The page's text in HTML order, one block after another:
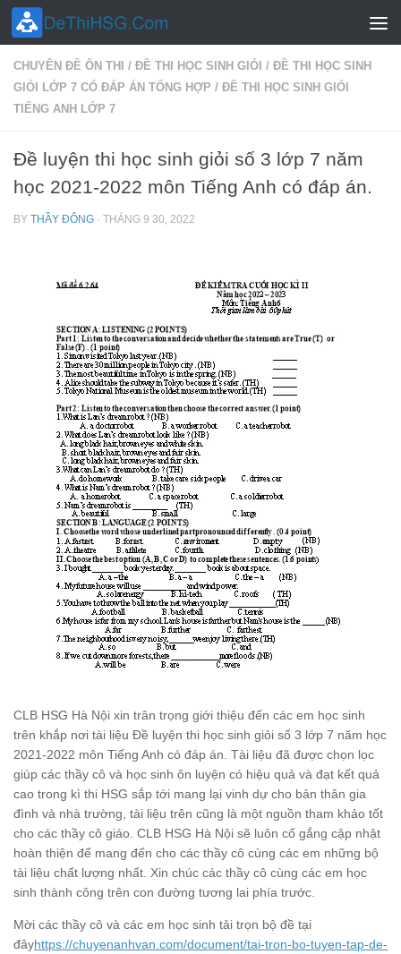
Skip to content
CHUYÊN ĐỀ ÔN THI / ĐỀ THI HỌC SINH GIỎI / ĐỀ THI HỌC SINH
GIỎI LỚP 7 CÓ ĐÁP ÁN TỔNG HỢP / ĐỀ THI HỌC SINH GIỎI
TIẾNG ANH LỚP 7
Đề luyện thi học sinh giỏi số 3 lớp 7 năm
học 2021-2022 môn Tiếng Anh có đáp án.
BY THẦY ĐÔNG · THÁNG 9 30, 2022
CLB HSG Hà Nội xin trân trọng giới thiệu đến các em học sinh
trên khắp nơi tài liệu Đề luyện thi học sinh giỏi số 3 lớp 7 năm học
2021-2022 môn Tiếng Anh có đáp án. Tài liệu đã được chọn lọc
giúp các thầy cô và học sinh ôn luyện có hiệu quả và đạt kết quả
cao trong kì thi HSG sắp tới mang lại vinh dự cho bản thân gia
đình và nhà trường, tài liệu trên cũng là một nguồn tham khảo tốt
cho các thầy cô giáo. CLB HSG Hà Nội sẽ luôn cố gắng cập nhật
hoàn thiện để mang đến cho các thầy cô cùng các em những bộ
tài liệu chất lượng nhất. Xin chúc các thầy cô cùng các em học
sinh thành công trên con đường tương lai phía trước.
Mời các thầy cô và các em học sinh tải trọn bộ đề tại
đâyhttps://chuyenanhvan.com/document/tai-tron-bo-tuyen-tap-de-